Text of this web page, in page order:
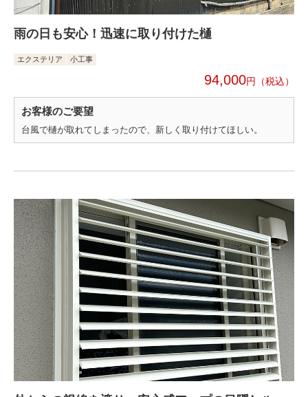
雨の日も安心！迅速に取り付けた樋
エクステリア 小工事
94,000円
お客様のご要望
台風で樋が取れてしまったので、新しく取り付けてほしい。